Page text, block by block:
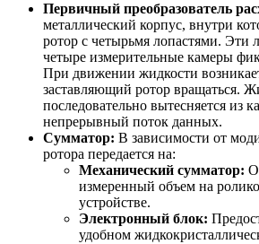
Первичный преобразователь
металлический корпус, внутри
ротор с четырьмя лопастями. Эти
четыре измерительные камеры
При движении жидкости
заставляющий ротор вращаться.
последовательно вытесняется из
непрерывный поток данных.
Сумматор: В зависимости от
ротора передается на:
Механический сумматор:
измеренный объем на
устройстве.
Электронный блок:
удобном